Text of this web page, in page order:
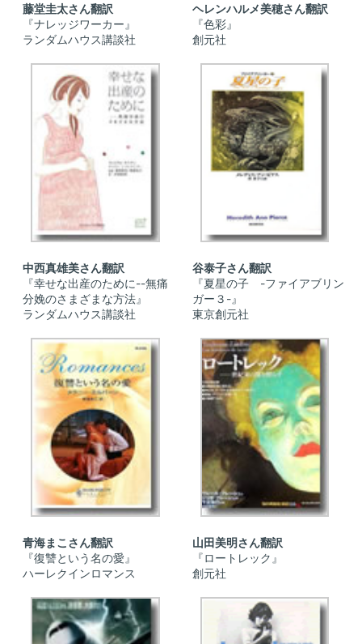
藤堂圭太さん翻訳
『ナレッジワーカー』
ランダムハウス講談社
ヘレンハルメ美穂さん翻訳
『色彩』
創元社
中西真雄美さん翻訳
『幸せな出産のために--無痛
分娩のさまざまな方法』
ランダムハウス講談社
谷泰子さん翻訳
『夏星の子 -ファイアブリン
ガー３-』
東京創元社
青海まこさん翻訳
『復讐という名の愛』
ハーレクインロマンス
山田美明さん翻訳
『ロートレック』
創元社